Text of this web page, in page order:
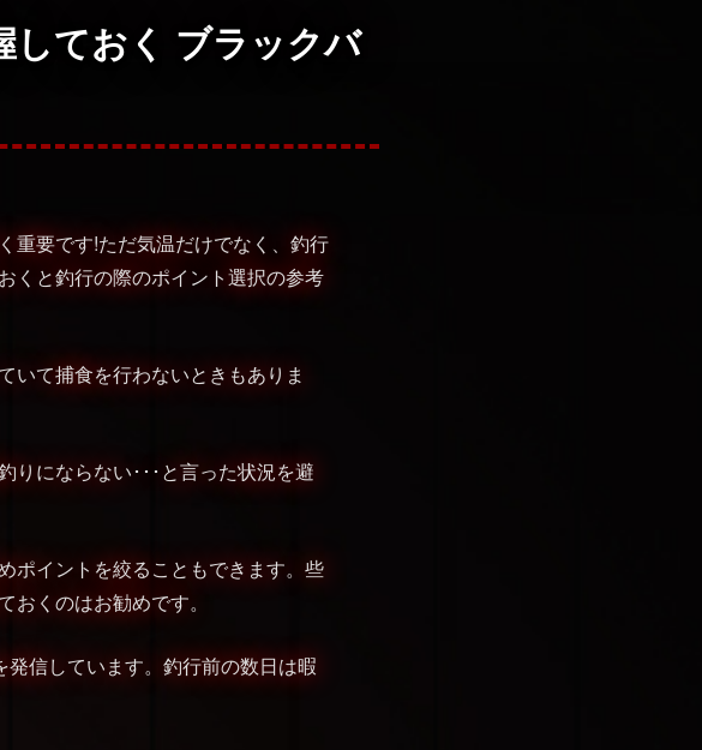
しておく ブラックバ
重要です!ただ気温だけでなく、釣行
くと釣行の際のポイント選択の参考
いて捕食を行わないときもありま
りにならない･･･と言った状況を避
ポイントを絞ることもできます。些
くのはお勧めです。
信しています。釣行前の数日は暇